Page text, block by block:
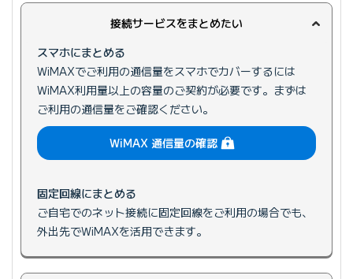
接続サービスをまとめたい
スマホにまとめる
WiMAXでご利用の通信量をスマホでカバーするには
WiMAX利用量以上の容量のご契約が必要です。まずは
ご利用の通信量をご確認ください。
WiMAX 通信量の確認（ログイン）
固定回線にまとめる
ご自宅でのネット接続に固定回線をご利用の場合でも、
外出先でWiMAXを活用できます。